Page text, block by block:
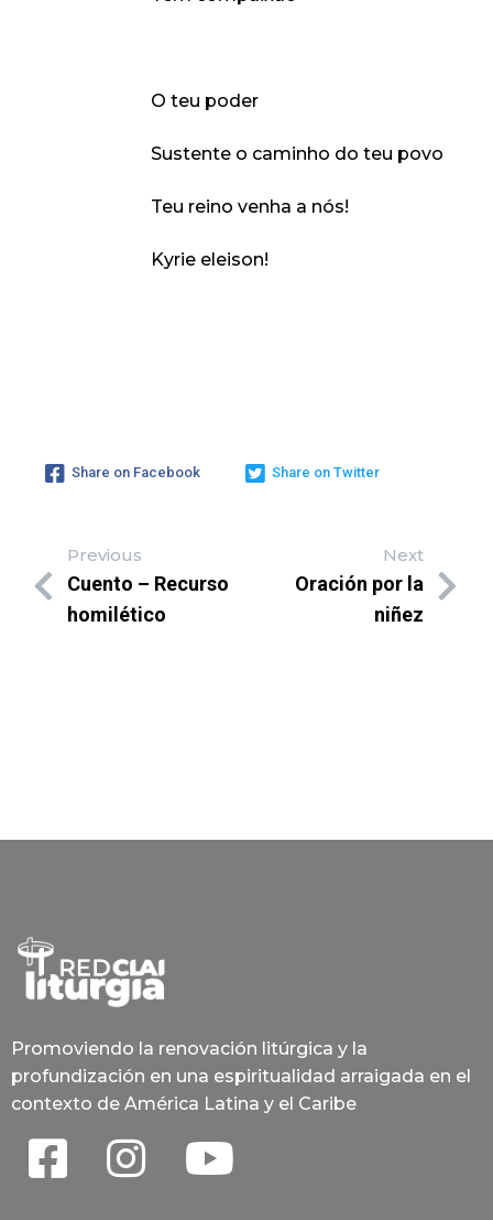
O teu poder
Sustente o caminho do teu povo
Teu reino venha a nós!
Kyrie eleison!
Share on Facebook Share on Twitter
Previous
Cuento – Recurso
homilético
Next
Oración por la
niñez
Promoviendo la renovación litúrgica y la
profundización en una espiritualidad arraigada en el
contexto de América Latina y el Caribe